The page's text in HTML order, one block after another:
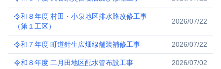
令和８年度 村田・小泉地区排水路改修工事
（第１工区）
2026/07/22
令和７年度 町道針生広畑線舗装補修工事 2026/07/22
令和８年度 二月田地区配水管布設工事 2026/07/02